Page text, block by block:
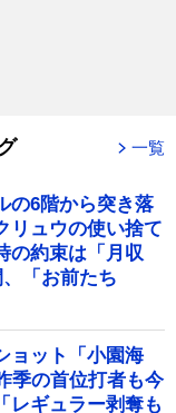
一覧
の6階から突き落
ュウの使い捨て
の約束は「月収
「お前たち
ョット「小園海
季の首位打者も今
ギュラー剥奪も